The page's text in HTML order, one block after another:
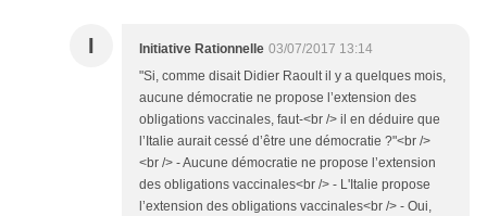
I Initiative Rationnelle 03/07/2017 13:14
"Si, comme disait Didier Raoult il y a quelques mois,
aucune démocratie ne propose l’extension des
obligations vaccinales, faut-<br /> il en déduire que
l’Italie aurait cessé d’être une démocratie ?"<br />
<br /> - Aucune démocratie ne propose l’extension
des obligations vaccinales<br /> - L'Italie propose
l’extension des obligations vaccinales<br /> - Oui,